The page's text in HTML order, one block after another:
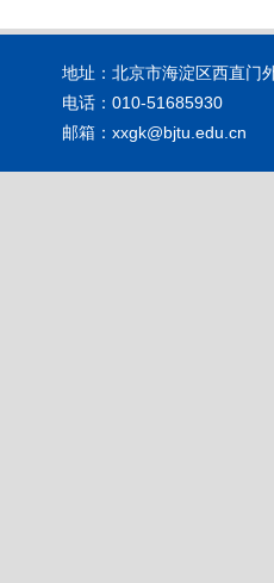
地址：北京市海淀区西直门
电话：010-51685930
邮箱：xxgk@bjtu.edu.cn